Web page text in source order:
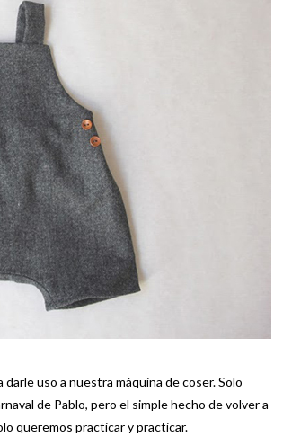
uso a nuestra máquina de coser. Solo
de Pablo, pero el simple hecho de volver a
queremos practicar y practicar.